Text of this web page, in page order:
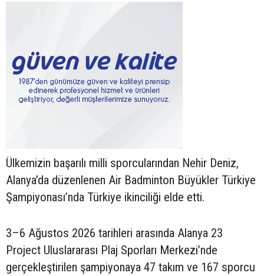
Ülkemizin başarılı milli sporcularından Nehir Deniz,
Alanya’da düzenlenen Air Badminton Büyükler Türkiye
Şampiyonası’nda Türkiye ikinciliği elde etti.
3–6 Ağustos 2026 tarihleri arasında Alanya 23
Project Uluslararası Plaj Sporları Merkezi’nde
gerçekleştirilen şampiyonaya 47 takım ve 167 sporcu